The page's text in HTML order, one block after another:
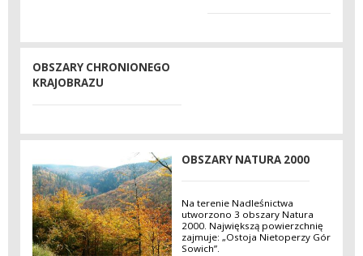
OBSZARY CHRONIONEGO
KRAJOBRAZU
OBSZARY NATURA 2000
Na terenie Nadleśnictwa
utworzono 3 obszary Natura
2000. Największą powierzchnię
zajmuje: „Ostoja Nietoperzy Gór
Sowich”.